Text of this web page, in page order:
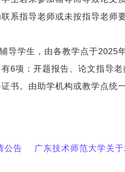
系指导老师或未按指导老师
导学生，由各教学点于2025
6项：开题报告、论文指导
书。由助学机构或教学点统
公告
广东技术师范大学关